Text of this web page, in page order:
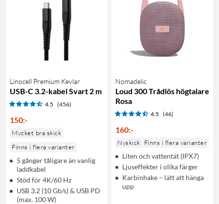
Linocell Premium Kevlar
USB-C 3.2-kabel Svart 2 m
4.5 (456)
150:-
Mycket bra skick
Finns i flera varianter
5 gånger tåligare än vanlig
laddkabel
Stöd för 4K/60 Hz
USB 3.2 (10 Gb/s) & USB PD
(max. 100 W)
Nomadelic
Loud 300 Trådlös högtalare
Rosa
4.5 (46)
160:-
Nyskick Finns i flera varianter
Liten och vattentät (IPX7)
Ljuseffekter i olika färger
Karbinhake – lätt att hänga
upp